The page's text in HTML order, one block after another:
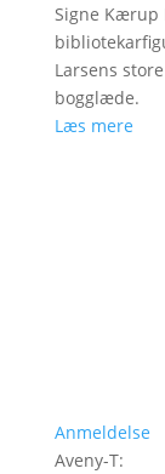
Signe Kærup
Larsens
bogglæde.
Læs mere
Anmeldelse
Aveny-T: